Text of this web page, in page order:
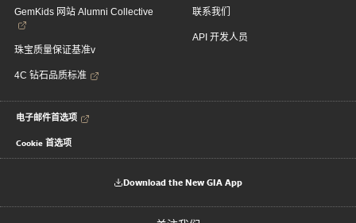
GemKids 网站 Alumni Collective
珠宝质量保证基准v
4C 钻石品质标准
联系我们
API 开发人员
电子邮件首选项
Cookie 首选项
Download the New GIA App